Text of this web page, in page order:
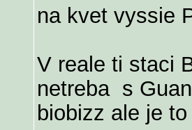
na kvet vyssie
V reale ti staci
netreba s
biobizz ale je